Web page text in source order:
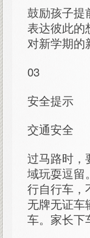
鼓励孩子提
表达彼此的
对新学期的
03
安全提示
交通安全
过马路时，
域玩耍逗留
行自行车，
无牌无证车
车。家长下